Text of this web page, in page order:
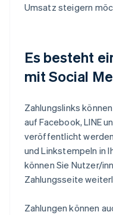
Umsatz steigern
Es besteht
mit Social
Zahlungslinks
auf Facebook, LINE
veröffentlicht
und Linkstempeln in
können Sie Nutzer/
Zahlungsseite
Zahlungen können